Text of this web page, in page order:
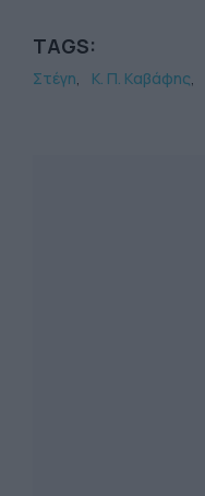
TAGS:
Στέγη Κ. Π. Kαβάφης